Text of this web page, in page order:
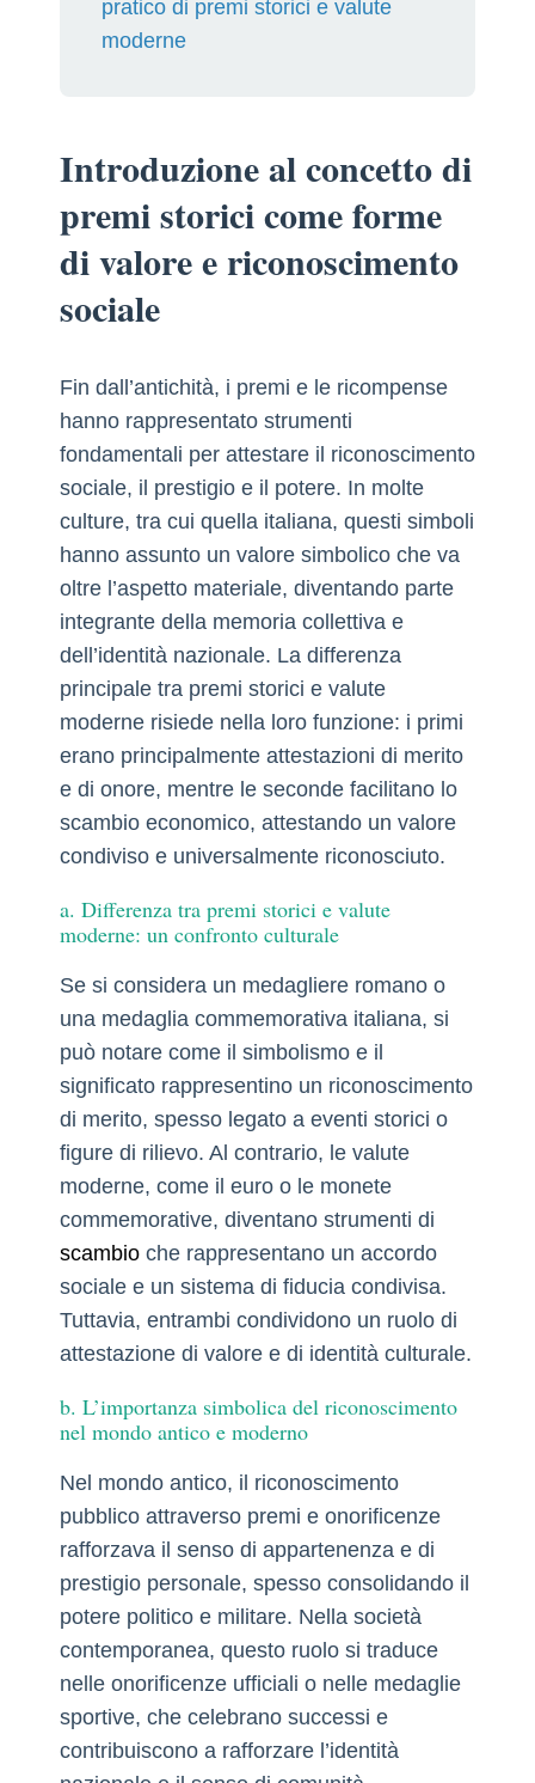
pratico di premi storici e valute
moderne
Introduzione al concetto di
premi storici come forme
di valore e riconoscimento
sociale
Fin dall’antichità, i premi e le ricompense
hanno rappresentato strumenti
fondamentali per attestare il riconoscimento
sociale, il prestigio e il potere. In molte
culture, tra cui quella italiana, questi simboli
hanno assunto un valore simbolico che va
oltre l’aspetto materiale, diventando parte
integrante della memoria collettiva e
dell’identità nazionale. La differenza
principale tra premi storici e valute
moderne risiede nella loro funzione: i primi
erano principalmente attestazioni di merito
e di onore, mentre le seconde facilitano lo
scambio economico, attestando un valore
condiviso e universalmente riconosciuto.
a. Differenza tra premi storici e valute
moderne: un confronto culturale
Se si considera un medagliere romano o
una medaglia commemorativa italiana, si
può notare come il simbolismo e il
significato rappresentino un riconoscimento
di merito, spesso legato a eventi storici o
figure di rilievo. Al contrario, le valute
moderne, come il euro o le monete
commemorative, diventano strumenti di
scambio che rappresentano un accordo
sociale e un sistema di fiducia condivisa.
Tuttavia, entrambi condividono un ruolo di
attestazione di valore e di identità culturale.
b. L’importanza simbolica del riconoscimento
nel mondo antico e moderno
Nel mondo antico, il riconoscimento
pubblico attraverso premi e onorificenze
rafforzava il senso di appartenenza e di
prestigio personale, spesso consolidando il
potere politico e militare. Nella società
contemporanea, questo ruolo si traduce
nelle onorificenze ufficiali o nelle medaglie
sportive, che celebrano successi e
contribuiscono a rafforzare l’identità